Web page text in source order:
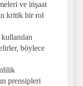
ve inşaat
kritik bir rol
böylece
prensipleri